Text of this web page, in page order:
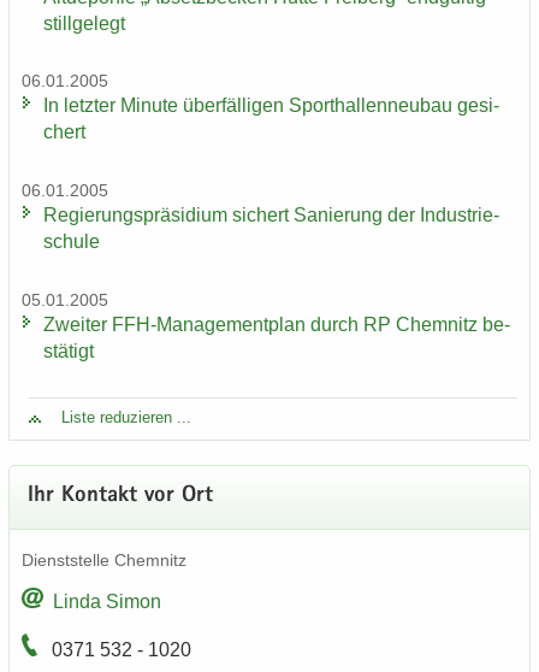
still­ge­legt
06.01.2005
In letz­ter Mi­nu­te über­fäl­li­gen Sport­hal­len­neu­bau ge­si­
chert
06.01.2005
Re­gie­rungs­prä­si­di­um si­chert Sa­nie­rung der In­dus­trie­
schu­le
05.01.2005
Zwei­ter FFH-​Managementplan durch RP Chem­nitz be­
stä­tigt
Liste re­du­zie­ren ...
Ihr Kon­takt vor Ort
Dienst­stel­le Chem­nitz
Linda Simon
0371 532 - 1020